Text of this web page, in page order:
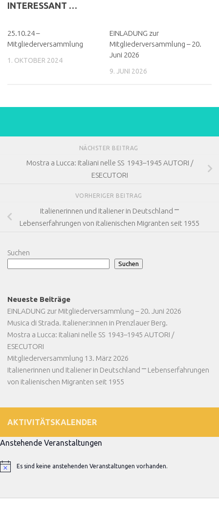
INTERESSANT …
25.10.24 –
Mitgliederversammlung
1. OKTOBER 2024
EINLADUNG zur
Mitgliederversammlung – 20.
Juni 2026
9. JUNI 2026
NÄCHSTER BEITRAG
Mostra a Lucca: Italiani nelle SS 1943–1945 AUTORI /
ESECUTORI
VORHERIGER BEITRAG
Italienerinnen und Italiener in Deutschland ⎻
Lebenserfahrungen von italienischen Migranten seit 1955
Suchen
Suchen
Neueste Beiträge
EINLADUNG zur Mitgliederversammlung – 20. Juni 2026
Musica di Strada. Italiener:innen in Prenzlauer Berg.
Mostra a Lucca: Italiani nelle SS 1943–1945 AUTORI /
ESECUTORI
Mitgliederversammlung 13. März 2026
Italienerinnen und Italiener in Deutschland ⎻ Lebenserfahrungen
von italienischen Migranten seit 1955
AKTIVITÄTSKALENDER
Anstehende Veranstaltungen
HinweisEs sind keine anstehenden Veranstaltungen vorhanden.